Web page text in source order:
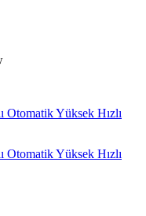
Otomatik Yüksek Hızlı
Otomatik Yüksek Hızlı